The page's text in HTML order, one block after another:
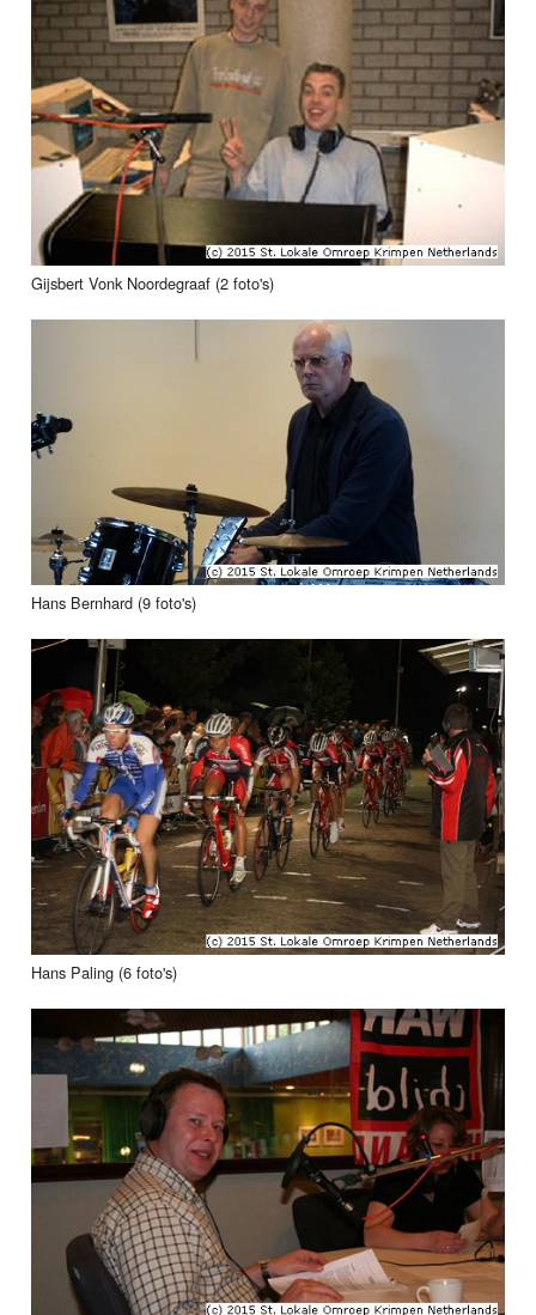
Gijsbert Vonk Noordegraaf (2 foto's)
Hans Bernhard (9 foto's)
Hans Paling (6 foto's)